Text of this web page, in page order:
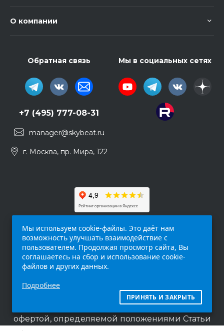
О компании
Обратная связь
+7 (495) 777-08-31
manager@skybeat.ru
г. Москва, пр. Мира, 122
Мы в социальных сетях
интернет-сайт (
исключительно информационный характер и
ни при каких условиях не является публичной
офертой, определяемой положениями Статьи
Мы используем cookie-файлы. Это даёт нам
возможность улучшать взаимодействие с
пользователем. Продолжая просмотр сайта, Вы
соглашаетесь на сбор и использование cookie-
файлов и других данных.
Подробнее
ПРИНЯТЬ И ЗАКРЫТЬ